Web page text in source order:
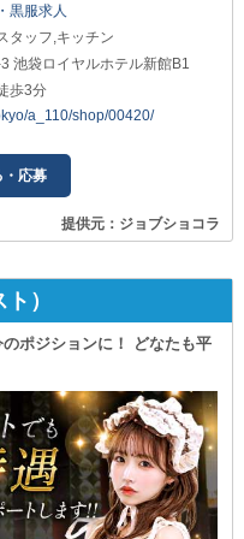
黒服求人
タッフ,キッチン
池袋ロイヤルホテル新館B1
歩3分
a_110/shop/00420/
・応募
提供元：ジョブショコラ
）
ポジションに！ どなたも平